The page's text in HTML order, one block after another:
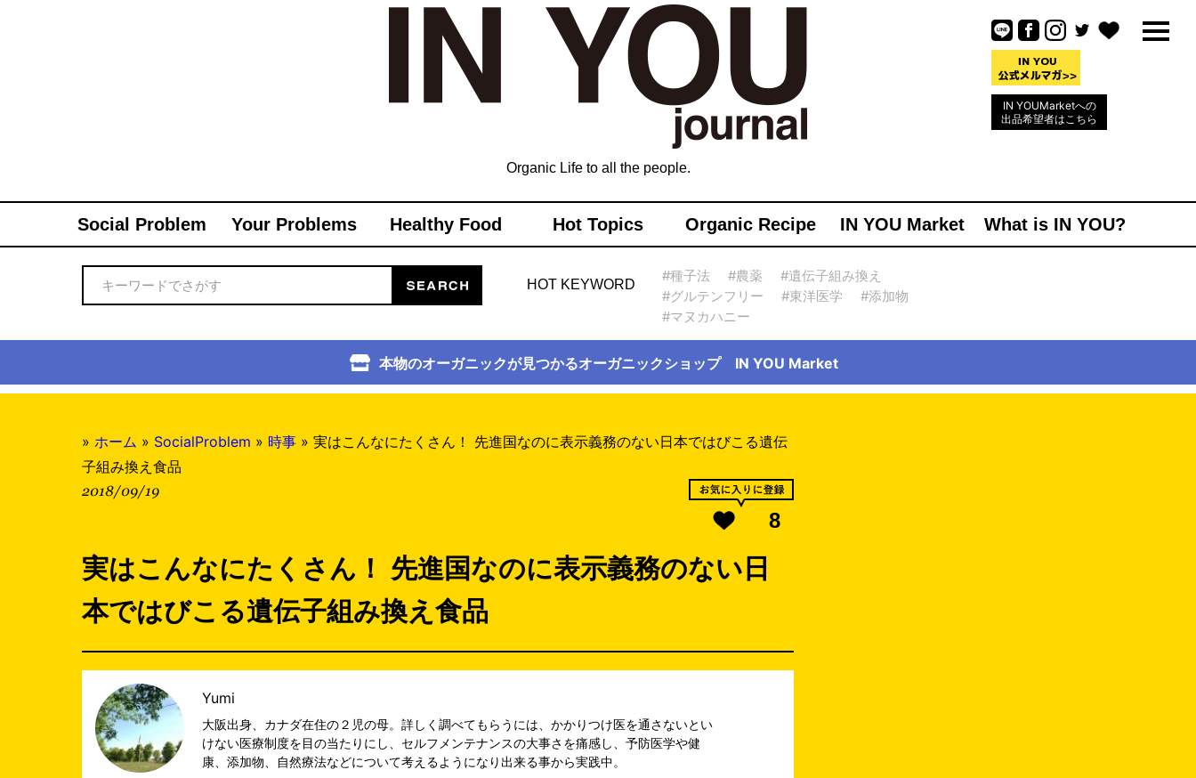
IN YOUMarketへの
出品希望者はこちら
Organic Life to all the people.
Social Problem Your Problems Healthy Food Hot Topics Organic Recipe IN YOU Market What is IN YOU?
HOT KEYWORD
#種子法 #農薬
#遺伝子組み換え
#グルテンフリー
#東洋医学
#添加物
#マヌカハニー
本物のオーガニックが見つかるオーガニックショップ IN YOU Market
» ホーム » SocialProblem » 時事 » 実はこんなにたくさん！ 先進国なのに表示義務のない日本ではびこる遺伝
子組み換え食品
2018/09/19
8
実はこんなにたくさん！ 先進国なのに表示義務のない日
本ではびこる遺伝子組み換え食品
Yumi
大阪出身、カナダ在住の２児の母。詳しく調べてもらうには、かかりつけ医を通さないとい
けない医療制度を目の当たりにし、セルフメンテナンスの大事さを痛感し、予防医学や健
康、添加物、自然療法などについて考えるようになり出来る事から実践中。